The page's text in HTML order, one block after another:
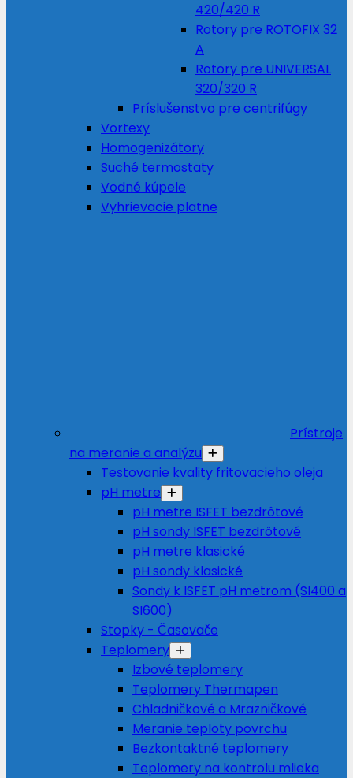
420/420 R
Rotory pre ROTOFIX 32
A
Rotory pre UNIVERSAL
320/320 R
Príslušenstvo pre centrifúgy
Vortexy
Homogenizátory
Suché termostaty
Vodné kúpele
Vyhrievacie platne
Prístroje
na meranie a analýzu
Testovanie kvality fritovacieho oleja
pH metre
pH metre ISFET bezdrôtové
pH sondy ISFET bezdrôtové
pH metre klasické
pH sondy klasické
Sondy k ISFET pH metrom (SI400 a
SI600)
Stopky - Časovače
Teplomery
Izbové teplomery
Teplomery Thermapen
Chladničkové a Mrazničkové
Meranie teploty povrchu
Bezkontaktné teplomery
Teplomery na kontrolu mlieka